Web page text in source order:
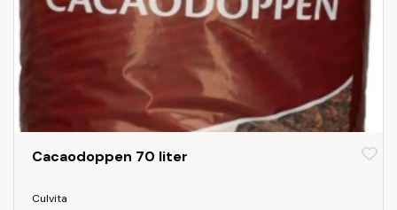
Cacaodoppen 70 liter
Culvita